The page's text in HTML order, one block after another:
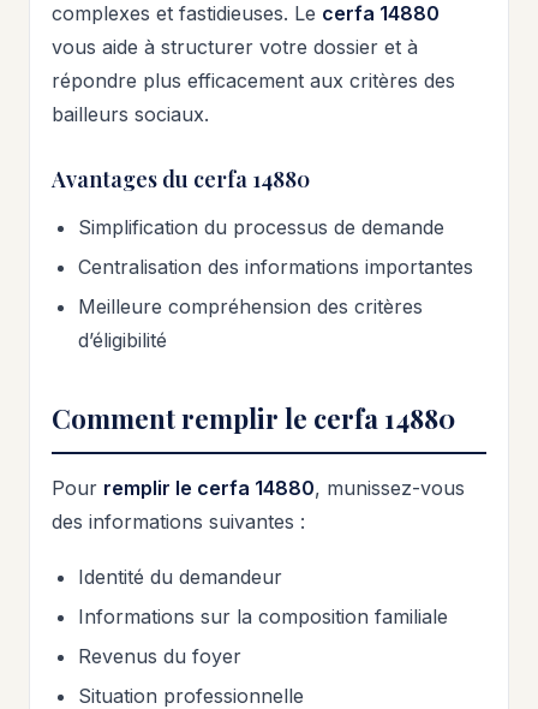
complexes et fastidieuses. Le cerfa 14880
vous aide à structurer votre dossier et à
répondre plus efficacement aux critères des
bailleurs sociaux.
Avantages du cerfa 14880
Simplification du processus de demande
Centralisation des informations importantes
Meilleure compréhension des critères
d’éligibilité
Comment remplir le cerfa 14880
Pour remplir le cerfa 14880, munissez-vous
des informations suivantes :
Identité du demandeur
Informations sur la composition familiale
Revenus du foyer
Situation professionnelle